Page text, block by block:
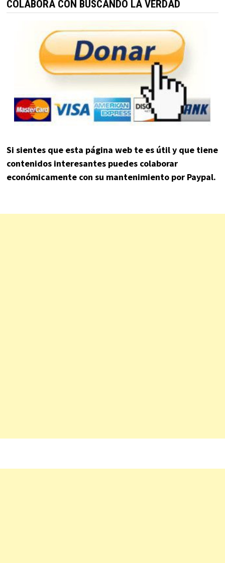
COLABORA CON BUSCANDO LA VERDAD
Si sientes que esta página web te es útil y que tiene
contenidos interesantes puedes colaborar
económicamente con su mantenimiento por Paypal.